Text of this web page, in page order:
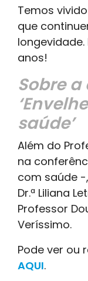
Temos
que
anos!
Sobre
saúde’
Além do
na
com saúde
Dr.ª Liliana
Professor
Veríssimo.
Pode ver ou
AQUI.